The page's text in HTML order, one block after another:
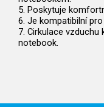
5. Poskytuje
6. Je kompatibilní
7. Cirkulace
notebook.